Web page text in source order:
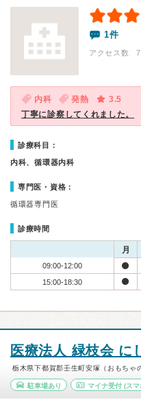
1件
アクセス数 7
内科 発熱
3.5
丁寧に診察してくれました。
診療科目：
内科、循環器内科
専門医・資格：
循環器専門医
診療時間
月
09:00-12:00
15:00-18:30
医療法人 緑枝会 に
栃木県下都賀郡壬生町安塚（おもちゃ
駐車場あり マイナ受付(スマ